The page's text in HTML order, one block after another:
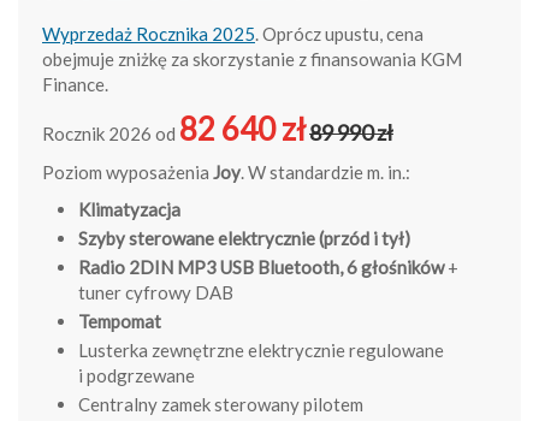
Wyprzedaż Rocznika 2025. Oprócz upustu, cena
obejmuje zniżkę za skorzystanie z finansowania KGM
Finance.
Rocznik 2026 od 82 640 zł89 990 zł
Poziom wyposażenia Joy. W standardzie m. in.:
Klimatyzacja
Szyby sterowane elektrycznie (przód i tył)
Radio 2DIN MP3 USB Bluetooth, 6 głośników+
tuner cyfrowy DAB
Tempomat
Lusterka zewnętrzne elektrycznie regulowane
i podgrzewane
Centralny zamek sterowany pilotem